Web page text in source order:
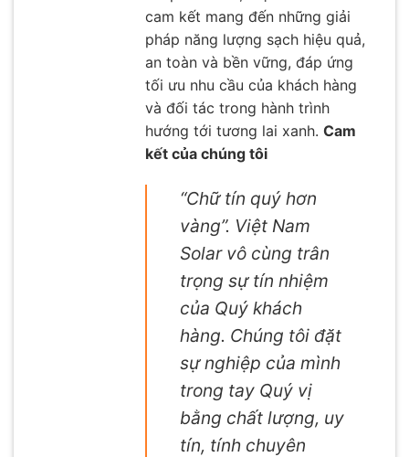
cam kết mang đến những giải
pháp năng lượng sạch hiệu quả,
an toàn và bền vững, đáp ứng
tối ưu nhu cầu của khách hàng
và đối tác trong hành trình
hướng tới tương lai xanh. Cam
kết của chúng tôi
“Chữ tín quý hơn
vàng”. Việt Nam
Solar vô cùng trân
trọng sự tín nhiệm
của Quý khách
hàng. Chúng tôi đặt
sự nghiệp của mình
trong tay Quý vị
bằng chất lượng, uy
tín, tính chuyên